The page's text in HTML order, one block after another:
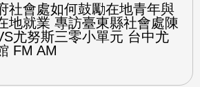
社會處如何鼓勵在地青年與
地就業 專訪臺東縣社會處陳
尤努斯三零小單元 台中尤
FM AM